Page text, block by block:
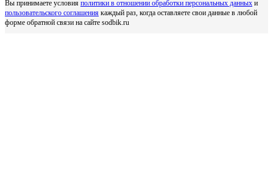
Вы принимаете условия политики в отношении обработки персональных данных и
пользовательского соглашения каждый раз, когда оставляете свои данные в любой
форме обратной связи на сайте sodbik.ru